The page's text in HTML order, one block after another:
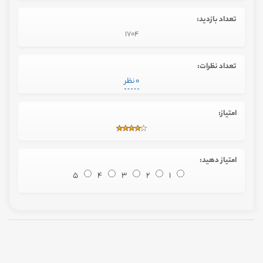
تعداد بازدید:
1704
تعداد نظرات:
0 نظر
امتیاز:
امتیاز دهید:
1
2
3
4
5